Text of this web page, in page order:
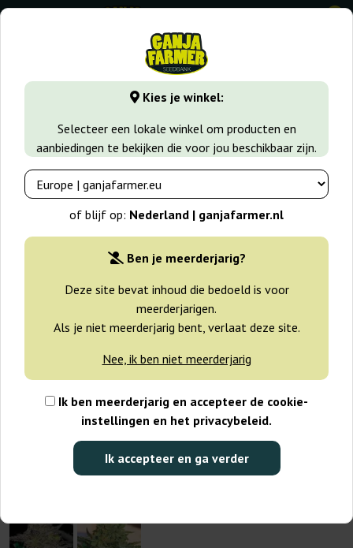
Kies je winkel:
Selecteer een lokale winkel om producten en
aanbiedingen te bekijken die voor jou beschikbaar zijn.
of blijf op: Nederland | ganjafarmer.nl
Ben je meerderjarig?
Deze site bevat inhoud die bedoeld is voor
meerderjarigen.
Als je niet meerderjarig bent, verlaat deze site.
Nee, ik ben niet meerderjarig
Ik ben meerderjarig en accepteer de cookie-
instellingen en het privacybeleid.
Ik accepteer en ga verder
0
GanjaFarmer.nl Zaadsoorten Indica zaden Tonic Ryder